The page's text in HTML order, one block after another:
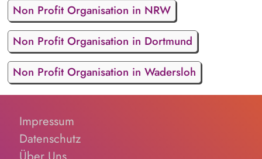
Non Profit Organisation in NRW
Non Profit Organisation in Dortmund
Non Profit Organisation in Wadersloh
Impressum
Datenschutz